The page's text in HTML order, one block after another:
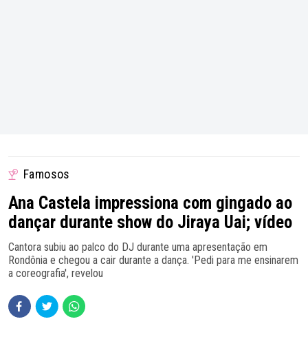
Famosos
Ana Castela impressiona com gingado ao
dançar durante show do Jiraya Uai; vídeo
Cantora subiu ao palco do DJ durante uma apresentação em
Rondônia e chegou a cair durante a dança. 'Pedi para me ensinarem
a coreografia', revelou